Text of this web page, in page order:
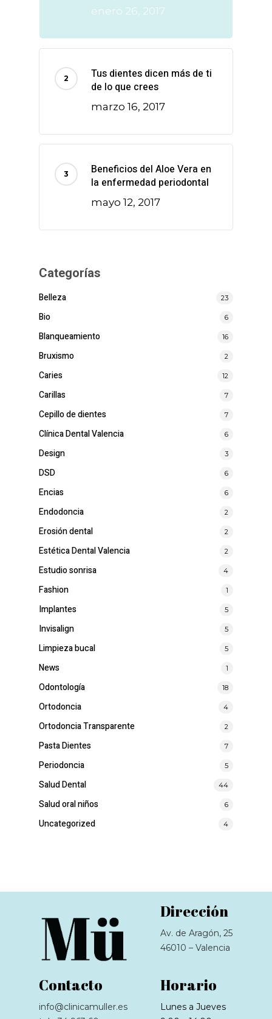
enero 26, 2017
Tus dientes dicen más de ti
de lo que crees
marzo 16, 2017
Beneficios del Aloe Vera en
la enfermedad periodontal
mayo 12, 2017
Categorías
Belleza 23
Bio 6
Blanqueamiento 16
Bruxismo 2
Caries 12
Carillas 7
Cepillo de dientes 7
Clínica Dental Valencia 6
Design 3
DSD 6
Encias 6
Endodoncia 2
Erosión dental 2
Estética Dental Valencia 2
Estudio sonrisa 4
Fashion 1
Implantes 5
Invisalign 5
Limpieza bucal 5
News 1
Odontología 18
Ortodoncia 4
Ortodoncia Transparente 2
Pasta Dientes 7
Periodoncia 5
Salud Dental 44
Salud oral niños 6
Uncategorized 4
Dirección
Av. de Aragón, 25
46010 – Valencia
Contacto
info@clinicamuller.es
Horario
Lunes a Jueves